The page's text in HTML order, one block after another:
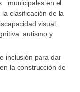
municipales en el
clasificación de la
visual,
autismo y
inclusión para dar
la construcción de